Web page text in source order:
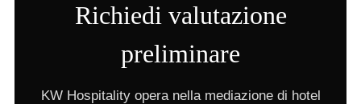
Richiedi valutazione
preliminare
KW Hospitality opera nella mediazione di hotel